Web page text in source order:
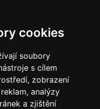
cookies
soubory
s cílem
zobrazení
analýzy
a zjištění